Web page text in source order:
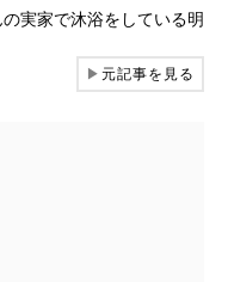
実家で沐浴をしている明
▶元記事を見る